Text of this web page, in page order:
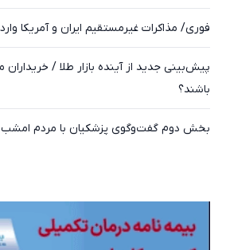
فوری/ مذاکرات غیرمستقیم ایران و آمریکا
پیش‌بینی جدید از آینده بازار طلا /
باشند؟
بخش دوم گفت‌وگوی پزشکیان با مردم